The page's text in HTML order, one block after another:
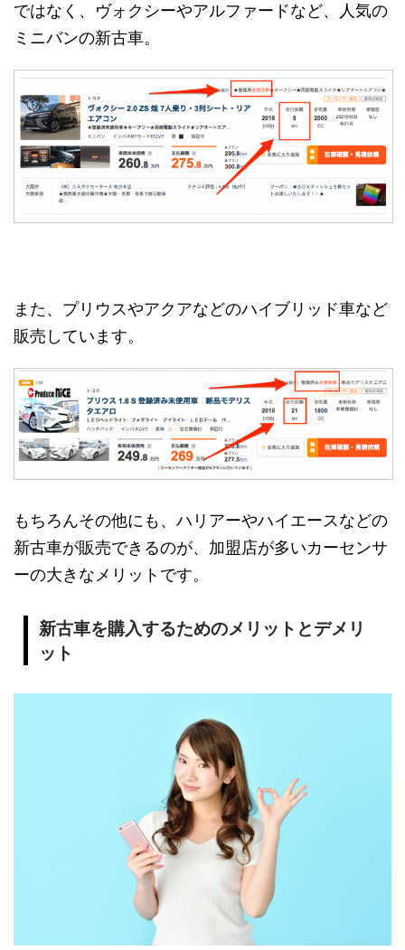
ではなく、ヴォクシーやアルファードなど、人気の
ミニバンの新古車。
また、プリウスやアクアなどのハイブリッド車など
販売しています。
もちろんその他にも、ハリアーやハイエースなどの
新古車が販売できるのが、加盟店が多いカーセンサ
ーの大きなメリットです。
新古車を購入するためのメリットとデメリ
ット